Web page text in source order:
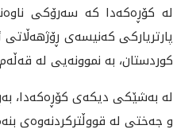
لە کۆڕەکەدا کە سەرۆکی
پارتریارکی کەنیسەی
کوردستان، بە نموونەیی لە
لە بەشێکی دیکەی کۆڕەکەدا،
و جەختی لە قووڵترکردنەوەی